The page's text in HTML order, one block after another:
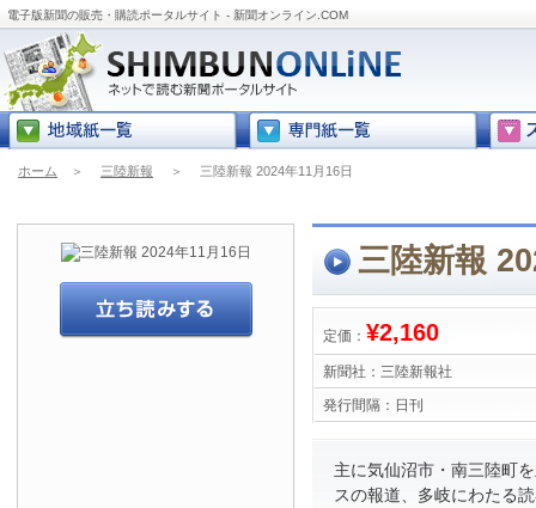
電子版新聞の販売・購読ポータルサイト - 新聞オンライン.COM
ホーム ＞ 三陸新報 ＞ 三陸新報 2024年11月16日
三陸新報
定価： ¥2,160
新聞社： 三陸新報社
発行間隔： 日刊
主に気仙沼市・南三陸町
スの報道、多岐にわたる